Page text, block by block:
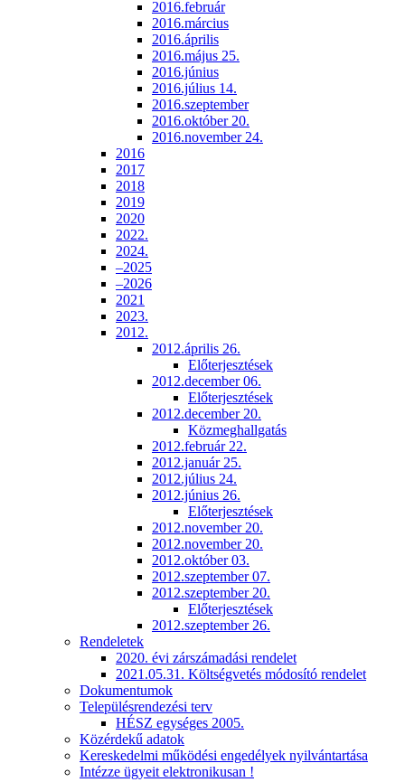
2016.február
2016.március
2016.április
2016.május 25.
2016.június
2016.július 14.
2016.szeptember
2016.október 20.
2016.november 24.
2016
2017
2018
2019
2020
2022.
2024.
–2025
–2026
2021
2023.
2012.
2012.április 26.
Előterjesztések
2012.december 06.
Előterjesztések
2012.december 20.
Közmeghallgatás
2012.február 22.
2012.január 25.
2012.július 24.
2012.június 26.
Előterjesztések
2012.november 20.
2012.november 20.
2012.október 03.
2012.szeptember 07.
2012.szeptember 20.
Előterjesztések
2012.szeptember 26.
Rendeletek
2020. évi zárszámadási rendelet
2021.05.31. Költségvetés módosító rendelet
Dokumentumok
Településrendezési terv
HÉSZ egységes 2005.
Közérdekű adatok
Kereskedelmi működési engedélyek nyilvántartása
Intézze ügyeit elektronikusan !